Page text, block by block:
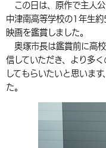
中国語（繁体字）
環境・衛生
選挙
都市整備
手当・助成
相談・支援・情報
観光なび
遊ぶ・体験する
買う・おみやげ
移住・定住
市政情報
中津市について
地方創生・地域活性化
行政・計画
この日は、原作で主人公
中津南高等学校の1年生
映画を鑑賞しました。
奥塚市長は鑑賞前に高
信していただき、より多
してもらいたいと思いま
た。